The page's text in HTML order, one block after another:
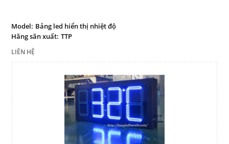
Model: Bảng led hiển thị nhiệt độ
Hãng sãn xuất: TTP
LIÊN HỆ